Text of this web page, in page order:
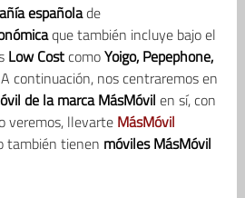
españolade
que también incluye bajo el
Low CostcomoYoigo, Pepephone,
continuación, nos centraremos en
de la marca MásMóvil en sí, con
veremos, llevarte MásMóvil
también tienen móviles MásMóvil